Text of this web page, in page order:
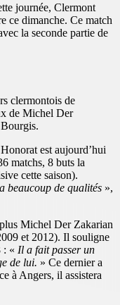
journée, Clermont
ce dimanche. Ce match
la seconde partie de
clermontois de
de Michel Der
est aujourd’hui
matchs, 8 buts la
cette saison).
beaucoup de qualités »,
Michel Der Zakarian
et 2012). Il souligne
: « Il a fait passer un
de lui. » Ce dernier a
à Angers, il assistera